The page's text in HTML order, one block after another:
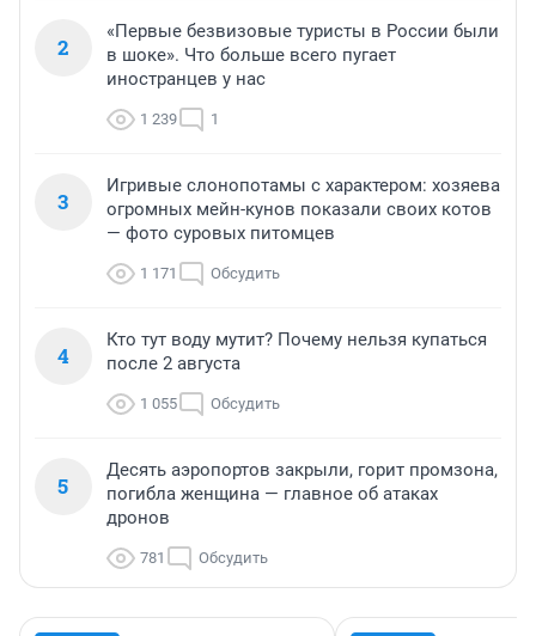
2
«Первые безвизовые туристы в России были
в шоке». Что больше всего пугает
иностранцев у нас
1 239 1
3
Игривые слонопотамы с характером: хозяева
огромных мейн-кунов показали своих котов
— фото суровых питомцев
1 171 Обсудить
4
Кто тут воду мутит? Почему нельзя купаться
после 2 августа
1 055 Обсудить
5
Десять аэропортов закрыли, горит промзона,
погибла женщина — главное об атаках
дронов
781 Обсудить